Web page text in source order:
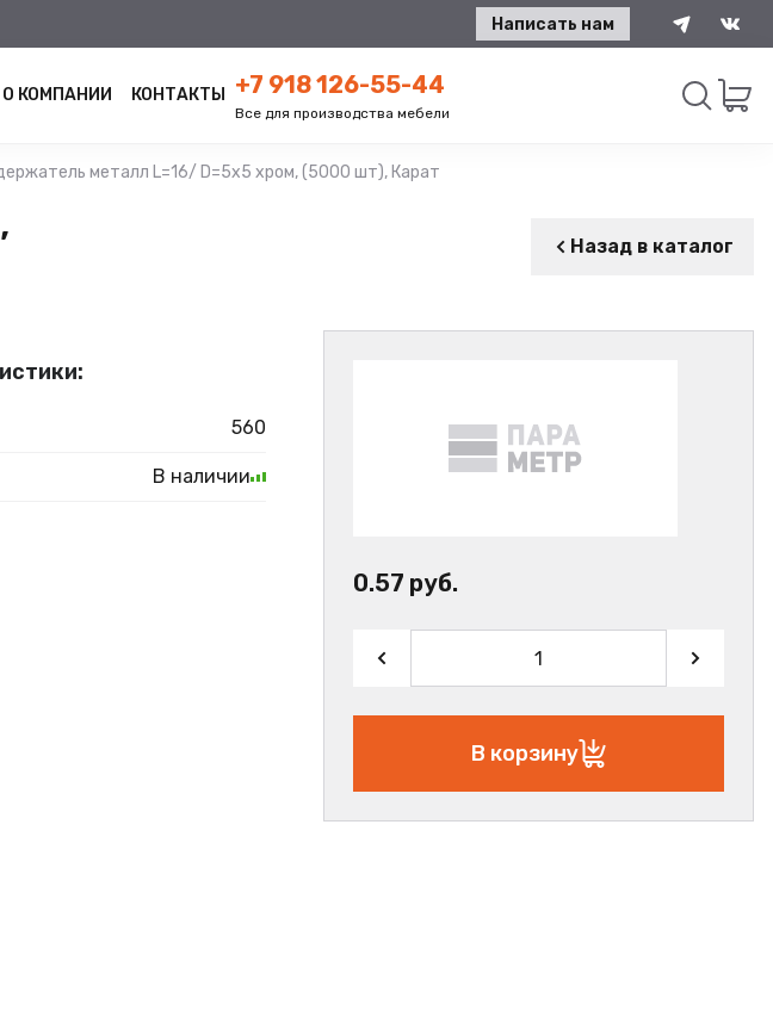
Написать нам
О КОМПАНИИ КОНТАКТЫ +7 918 126-55-44
Все для производства мебели
металл L=16/ D=5x5 хром, (5000 шт), Карат
Назад в каталог
560
В наличии
0.57 руб.
В корзину